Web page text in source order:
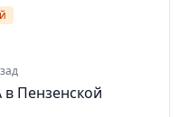
Пензенской